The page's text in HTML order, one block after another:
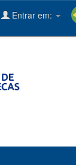
Entrar em: